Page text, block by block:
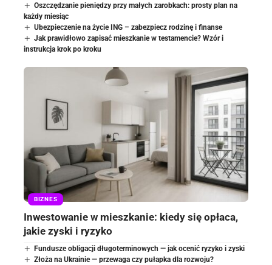
Oszczędzanie pieniędzy przy małych zarobkach: prosty plan na
każdy miesiąc
Ubezpieczenie na życie ING – zabezpiecz rodzinę i finanse
Jak prawidłowo zapisać mieszkanie w testamencie? Wzór i
instrukcja krok po kroku
BIZNES
Inwestowanie w mieszkanie: kiedy się opłaca,
jakie zyski i ryzyko
Fundusze obligacji długoterminowych — jak ocenić ryzyko i zyski
Złoża na Ukrainie — przewaga czy pułapka dla rozwoju?